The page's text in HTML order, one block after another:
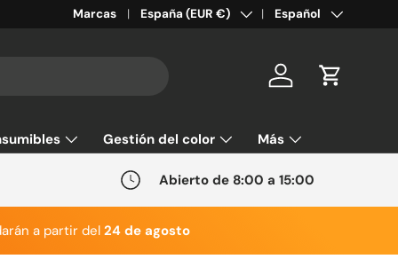
Marcas País/Región
España (EUR €) IdiomaEspañol
Cuenta Carrito
Gestión del color Más
Abierto de 8:00 a 15:00
a partir del 24 de agosto